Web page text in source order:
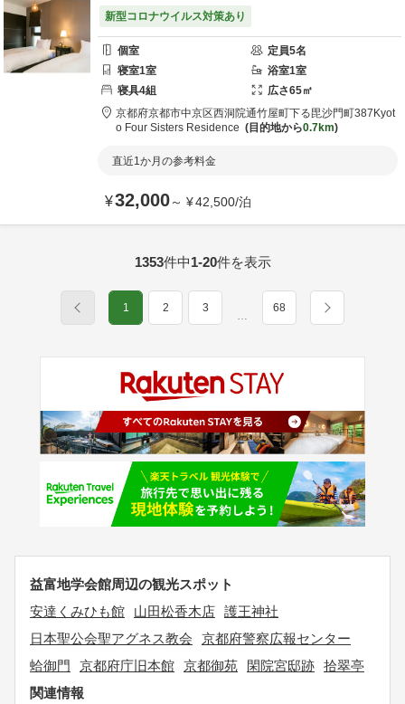
新型コロナウイルス対策あり
個室 定員5名
寝室1室 浴室1室
寝具4組 広さ65㎡
京都府京都市中京区西洞院通竹屋町下る毘沙門町387 Kyot
o Four Sisters Residence
目的地から0.7km
直近1か月の参考料金
¥32,000～ ¥42,500/泊
1353件中1-20件を表示
1 2 3
…
68
益富地学会館周辺の観光スポット
安達くみひも館
山田松香木店 護王神社
日本聖公会聖アグネス教会
京都府警察広報センター
蛤御門
京都府庁旧本館 京都御苑 閑院宮邸跡 拾翠亭
関連情報